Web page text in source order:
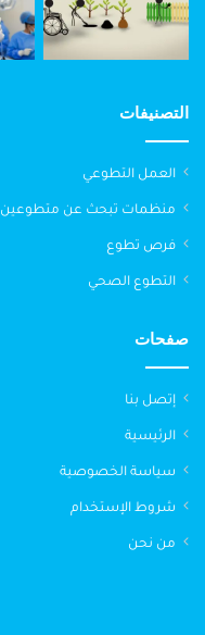
التصنيفات
العمل التطوعي
منظمات تبحث عن متطوعين
فرص تطوع
التطوع الصحي
صفحات
إتصل بنا
الرئيسية
سياسة الخصوصية
شروط الإستخدام
من نحن